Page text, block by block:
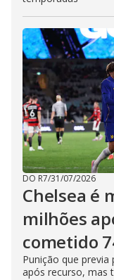
DO R7/31/07/2026
Chelsea é
milhões
cometido
Punição que
após recurso, mas